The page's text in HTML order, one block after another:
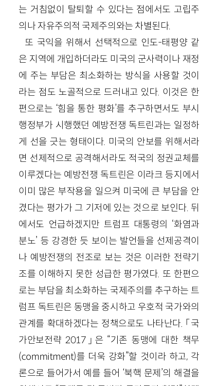
는 거침없이 탈퇴할 수 있다는 점에서도 고립주
의나 자유주의적 국제주의와는 차별된다.
또 국익을 위해서 선택적으로 인도-태평양 같
은 지역에 개입하더라도 미국의 군사력이나 재정
에 주는 부담은 최소화하는 방식을 사용할 것이
라는 점도 노골적으로 드러내고 있다. 이것은 한
편으로는 ‘힘을 통한 평화’를 추구하면서도 부시
행정부가 시행했던 예방전쟁 독트린과는 일정하
게 선을 긋는 형태이다. 미국의 안보를 위해서라
면 선제적으로 공격해서라도 적국의 정권교체를
이루겠다는 예방전쟁 독트린은 이라크 등지에서
이미 많은 부작용을 일으켜 미국에 큰 부담을 안
겼다는 평가가 그 기저에 있는 것으로 보인다. 뒤
에서도 언급하겠지만 트럼프 대통령의 ‘화염과
분노’ 등 강경한 듯 보이는 발언들을 선제공격이
나 예방전쟁의 전조로 보는 것은 이러한 전략기
조를 이해하지 못한 성급한 평가였다. 또 한편으
로는 부담을 최소화하는 국제주의를 추구하는 트
럼프 독트린은 동맹을 중시하고 우호적 국가와의
관계를 확대하겠다는 정책으로도 나타난다. 「국
가안보전략 2017」은 “기존 동맹에 대한 책무
(commitment)를 더욱 강화”할 것이라 하고, 각
론으로 들어가서 예를 들어 ‘북핵 문제’의 해결을